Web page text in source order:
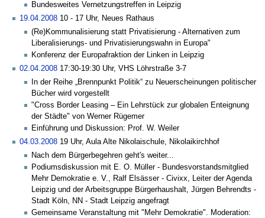
Bundesweites Vernetzungstreffen in Leipzig
19.04.2008 10 - 17 Uhr, Neues Rathaus
(Re)Kommunalisierung statt Privatisierung - Alternativen zum
Liberalisierungs- und Privatisierungswahn in Europa"
Konferenz der Europafraktion der Linken in Leipzig
02.04.2008 17:30-19:30 Uhr, VHS Löhrstraße 3-7
In der Reihe „Brennpunkt Politik“ zu Neuerscheinungen politischer
Bücher wird vorgestellt
"Cross Border Leasing – Ein Lehrstück zur globalen Enteignung
der Städte" von Werner Rügemer
Einführung und Diskussion: Prof. W. Weiler
04.03.2008 19 Uhr, Aula Alte Nikolaischule, Nikolaikirchhof
Nach dem Bürgerbegehren geht's weiter...
Podiumsdiskussion mit E. O. Müller - Bundesvorstandsmitglied
Mehr Demokratie e. V., Ralf Elsässer - Civixx, Leiter der Agenda
Leipzig und der Arbeitsgruppe Bürgerhaushalt, Jürgen Behrendts -
Stadt Köln, NN - Stadt Leipzig angefragt
Gemeinsame Veranstaltung mit "Mehr Demokratie". Moderation: